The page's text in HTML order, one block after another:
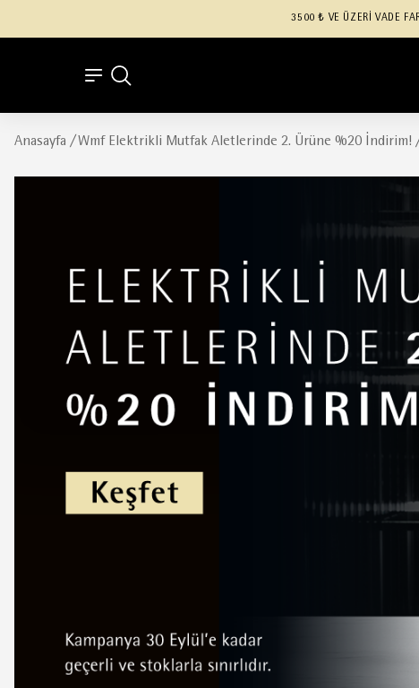
3500 ₺ VE ÜZERİ VADE
Anasayfa / Wmf Elektrikli Mutfak Aletlerinde 2. Ürüne %20 İndirim! /